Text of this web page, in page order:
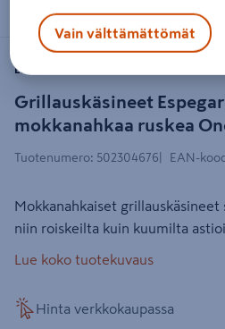
Grillauskäsineet
mokkanahkaa ruskea
ESPEGARD
Tuotenumero: 502304676 EAN-
Mokkanahkaiset grillauskäsineet
niin roiskeilta kuin kuumilta
Lue koko tuotekuvaus
Hinta verkkokaupassa
Vain välttämättömät